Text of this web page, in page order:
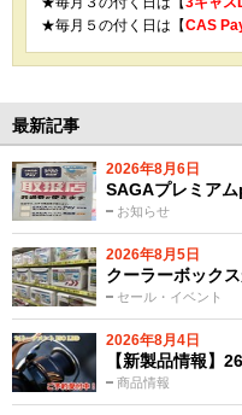
★毎月５の付く日は【CAS
最新記事
2026年8月6日
お知らせ
SAGAプレミア
2026年8月5日
セール・イベント
クーラーボック
2026年8月4日
商品情報
【新製品情報】